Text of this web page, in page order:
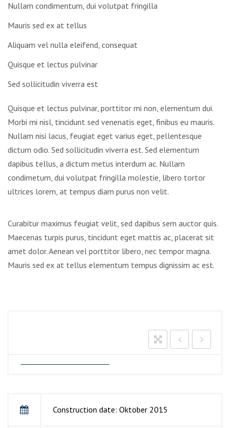
Nullam condimentum, dui volutpat fringilla
Mauris sed ex at tellus
Aliquam vel nulla eleifend, consequat
Quisque et lectus pulvinar
Sed sollicitudin viverra est
Quisque et lectus pulvinar, porttitor mi non, elementum dui.
Morbi mi nisl, tincidunt sed venenatis eget, finibus eu mauris.
Nullam nisi lacus, feugiat eget varius eget, pellentesque
dictum odio. Sed sollicitudin viverra est. Sed elementum
dapibus tellus, a dictum metus interdum ac. Nullam
condimetum, dui volutpat fringilla molestie, libero tortor
ultrices lorem, at tempus diam purus non velit.
Curabitur maximus feugiat velit, sed dapibus sem auctor quis.
Maecenas turpis purus, tincidunt eget mattis ac, placerat sit
amet dolor. Aenean vel porttitor libero, nec tempor magna.
Mauris sed ex at tellus elementum tempus dignissim ac est.
Construction date: Oktober 2015